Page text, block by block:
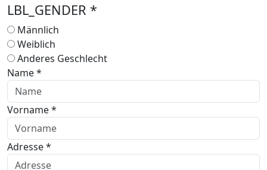
LBL_GENDER *
Männlich
Weiblich
Anderes Geschlecht
Name *
Vorname *
Adresse *